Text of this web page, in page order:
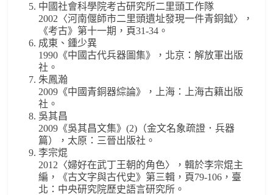
中國社會科學院考古研究所二里頭工作隊
2002〈河南偃師市二里頭遺址發現一件青銅鉞〉，
《考古》第十一期，頁31-34。
成東、鍾少異
1990《中國古代兵器圖集》，北京：解放軍出版
社。
朱鳳瀚
2009《中國青銅器綜論》，上海：上海古籍出版
社。
吳其昌
2009《吳其昌文集》(2)（金文名象疏證．兵器
篇），太原：三晉出版社。
李宗焜
2012〈婦好在武丁王朝的角色〉，輯於李宗焜主
編，《古文字與古代史》第三輯，頁79-106，臺
北：中央研究院歷史語言研究所。